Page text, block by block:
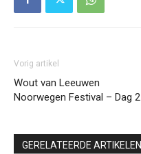
Vorig artikel
Wout van Leeuwen
Noorwegen Festival – Dag 2
GERELATEERDE ARTIKELEN